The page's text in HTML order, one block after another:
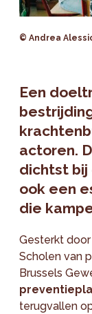
© Andrea
Een
actoren.
dichtst bij
ook een
die
Gesterkt
Scholen van
Brussels
terugvallen